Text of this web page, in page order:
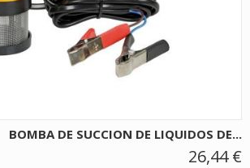
BOMBA DE SUCCION DE LIQUIDOS DE...
26,44 €